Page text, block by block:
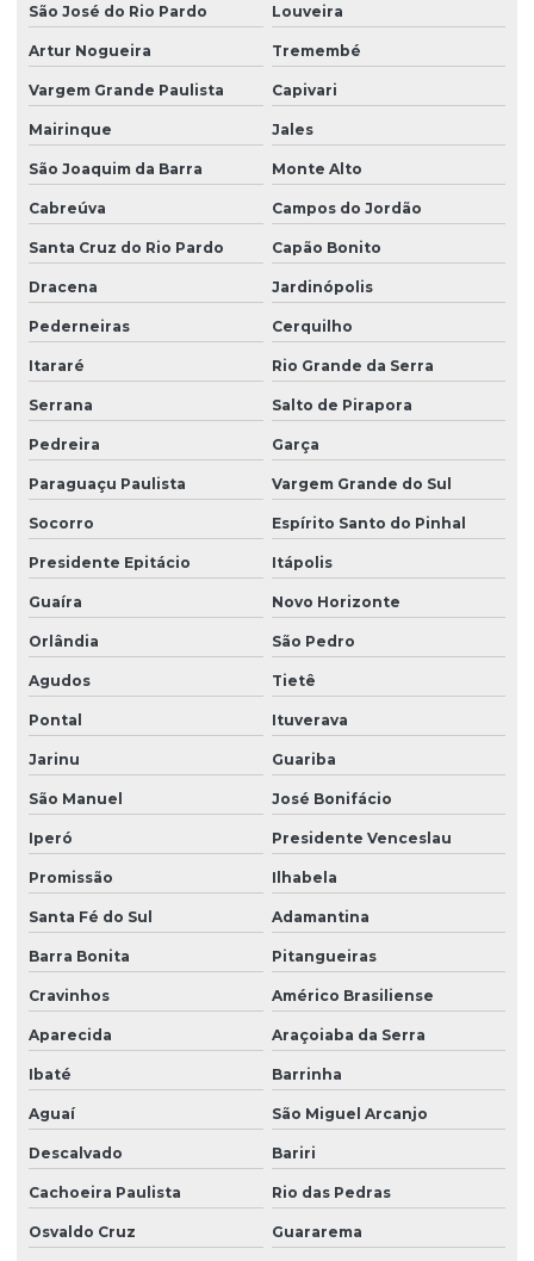
Limpeza predial terceirizada
Limpeza profissional em empresas
Limpeza profissional de piso
Limpeza profissional de pisos
Limpeza profissional pós obra
Limpeza profissional de vidros
Limpeza terceirizada
Limpeza de vidro predial
Limpeza de vidros em altura
Limpeza de vidros externos
Limpeza de vidros e fachadas
Limpeza de vidros preço
Limpeza de vidros em prédios
Limpeza de vidros profissional
Manutenção elétrica predial
Manutenção predial facilities
Melhores empresas de portaria virtual
Orçamento de limpeza de fachada
Portaria de condomínio automatizada
Portaria eletrônica
Portaria eletrônica condomínio
Portaria remota
Portaria remota condomínio
Portaria remota preço
São José do Rio Pardo Louveira
Artur Nogueira Tremembé
Vargem Grande Paulista Capivari
Mairinque Jales
São Joaquim da Barra Monte Alto
Cabreúva Campos do Jordão
Santa Cruz do Rio Pardo Capão Bonito
Dracena Jardinópolis
Pederneiras Cerquilho
Itararé Rio Grande da Serra
Serrana Salto de Pirapora
Pedreira Garça
Paraguaçu Paulista Vargem Grande do Sul
Socorro Espírito Santo do Pinhal
Presidente Epitácio Itápolis
Guaíra Novo Horizonte
Orlândia São Pedro
Agudos Tietê
Pontal Ituverava
Jarinu Guariba
São Manuel José Bonifácio
Iperó Presidente Venceslau
Promissão Ilhabela
Santa Fé do Sul Adamantina
Barra Bonita Pitangueiras
Cravinhos Américo Brasiliense
Aparecida Araçoiaba da Serra
Ibaté Barrinha
Aguaí São Miguel Arcanjo
Descalvado Bariri
Cachoeira Paulista Rio das Pedras
Osvaldo Cruz Guararema